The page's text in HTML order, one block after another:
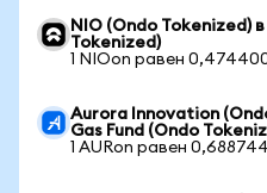
NIO (Ondo Tokenized)
Tokenized)
1 NIOon равен
Aurora Innovation
Gas Fund (Ondo
1 AURon равен